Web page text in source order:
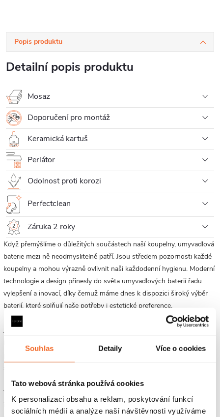
Souhlas Detaily Více o cookies
Tato webová stránka používá cookies
K personalizaci obsahu a reklam, poskytování funkcí
sociálních médií a analýze naší návštěvnosti využíváme
Popis produktu
Detailní popis produktu
Mosaz
Doporučení pro montáž
Keramická kartuš
Perlátor
Odolnost proti korozi
Perfectclean
Záruka 2 roky
Když přemýšlíme o důležitých součástech naší koupelny, umyvadlová
baterie mezi ně neodmyslitelně patří. Jsou středem pozornosti každé
koupelny a mohou výrazně ovlivnit naši každodenní hygienu. Moderní
technologie a design přinesly do světa umyvadlových baterií řadu
vylepšení a inovací, díky čemuž máme dnes k dispozici široký výběr
baterií, které splňují naše potřeby i estetické preference.
Jednou z výhod moderních umyvadlových baterií je také úspora vody.
Mnoho nových modelů je vybaveno technologiemi, které snižují
průtok vody, aniž by to ovlivnilo komfort mytí rukou. To pomáhá
Výběr umyvadlové baterie by měl být proveden s ohledem na vaše
individuální potřeby a designové preference. Bez ohledu na to, zda